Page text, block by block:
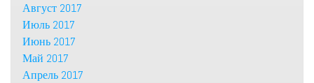
Август 2017
Июль 2017
Июнь 2017
Май 2017
Апрель 2017